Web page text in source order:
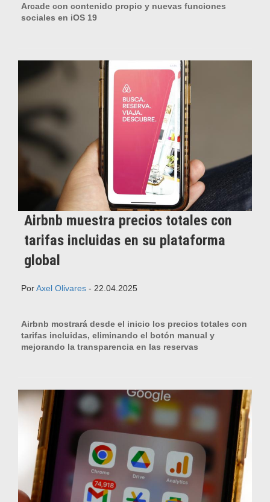
Arcade con contenido propio y nuevas funciones
sociales en iOS 19
Airbnb muestra precios totales con
tarifas incluidas en su plataforma
global
PorAxel Olivares - 22.04.2025
Airbnb mostrará desde el inicio los precios totales con
tarifas incluidas, eliminando el botón manual y
mejorando la transparencia en las reservas